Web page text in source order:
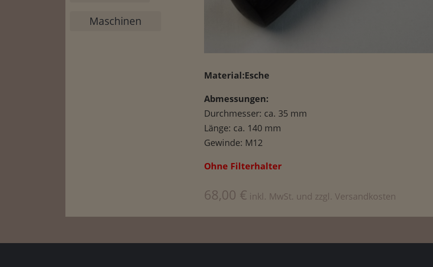
Maschinen
Material:Esche
Abmessungen:
Durchmesser: ca. 35 mm
Länge: ca. 140 mm
Gewinde: M12
Ohne Filterhalter
68,00 € inkl. MwSt. und zzgl. Versandkosten